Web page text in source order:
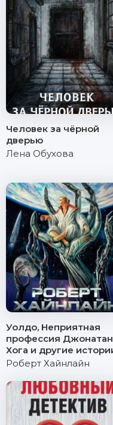
Человек за чёрной
дверью
Лена Обухова
Уолдо, Неприятная
профессия
Хога и другие
Роберт Хайнлайн